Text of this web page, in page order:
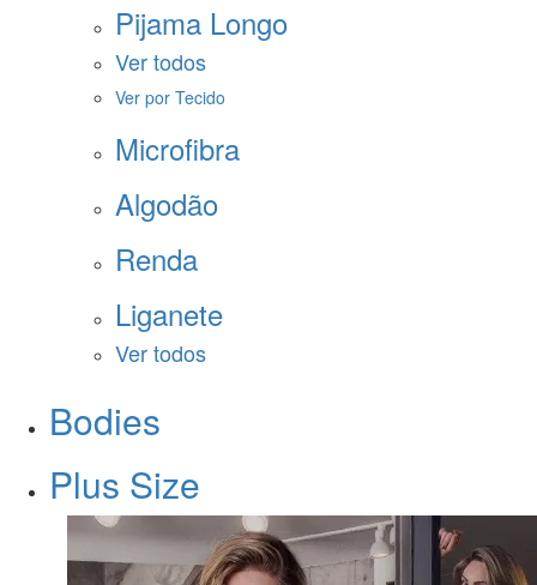
Pijama Longo
Ver todos
Ver por Tecido
Microfibra
Algodão
Renda
Liganete
Ver todos
Bodies
Plus Size